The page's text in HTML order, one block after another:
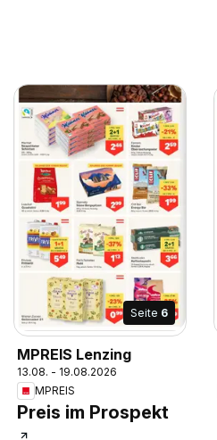
Seite 6
MPREIS Lenzing
13.08. - 19.08.2026
MPREIS
Preis im Prospekt